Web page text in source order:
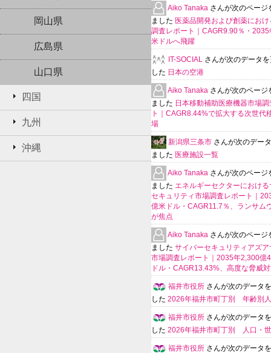
岡山県
広島県
山口県
四国
九州
沖縄
Aiko Tanaka さんが次のページ
ました 医薬品開発および創薬にお
調査レポート｜CAGR9.90％・
米ドルへ飛躍
IT-SOCIAL さんが次のデータ
した 日本の空港
Aiko Tanaka さんが次のページ
ました 日本移動補助医療機器市場
ト｜CAGR8.44%で拡大する次世代
場
新潟県三条市 さんが次のデー
ました 医療施設一覧
Aiko Tanaka さんが次のページ
ました エネルギーセクターにおけ
セキュリティ市場調査レポート｜
億米ドル・CAGR11.7％、ランサム
が焦点
Aiko Tanaka さんが次のページ
ました サイバーセキュリティアズア
市場調査レポート｜2035年2,300億
ドル・CAGR13.43%、高度な脅威
福井市役所 さんが次のデータ
した 2026年福井市町丁別 年齢別
福井市役所 さんが次のデータ
した 2026年福井市町丁別 人口・
福井市役所 さんが次のデータ